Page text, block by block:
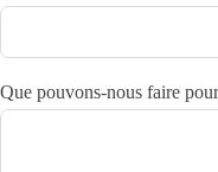
Que pouvons-nous faire